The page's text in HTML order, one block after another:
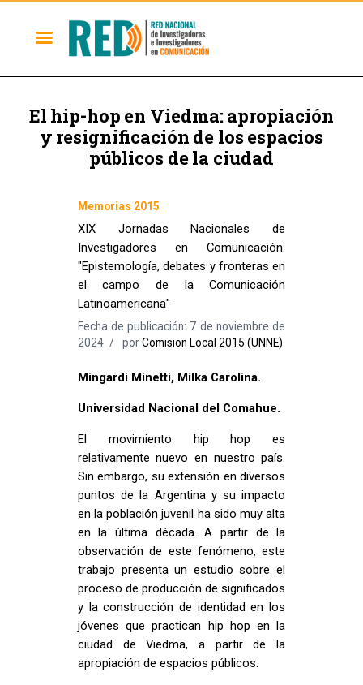
El hip-hop en Viedma: apropiación
y resignificación de los espacios
públicos de la ciudad
Memorias 2015
XIX Jornadas Nacionales de
Investigadores en Comunicación:
"Epistemología, debates y fronteras en
el campo de la Comunicación
Latinoamericana"
Fecha de publicación: 7 de noviembre de
2024
porComision Local 2015 (UNNE)
Mingardi Minetti, Milka Carolina.
Universidad Nacional del Comahue.
El movimiento hip hop es
relativamente nuevo en nuestro país.
Sin embargo, su extensión en diversos
puntos de la Argentina y su impacto
en la población juvenil ha sido muy alta
en la última década. A partir de la
observación de este fenómeno, este
trabajo presenta un estudio sobre el
proceso de producción de significados
y la construcción de identidad en los
jóvenes que practican hip hop en la
ciudad de Viedma, a partir de la
apropiación de espacios públicos.